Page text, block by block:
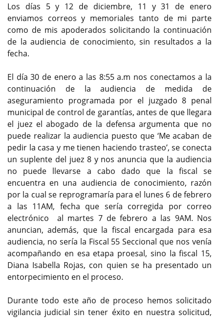
Los días 5 y 12 de diciembre, 11 y 31 de enero
enviamos correos y memoriales tanto de mi parte
como de mis apoderados solicitando la continuación
de la audiencia de conocimiento, sin resultados a la
fecha.
El día 30 de enero a las 8:55 a.m nos conectamos a la
continuación de la audiencia de medida de
aseguramiento programada por el juzgado 8 penal
municipal de control de garantías, antes de que llegara
el juez el abogado de la defensa argumenta que no
puede realizar la audiencia puesto que ‘Me acaban de
pedir la casa y me tienen haciendo trasteo’, se conecta
un suplente del juez 8 y nos anuncia que la audiencia
no puede llevarse a cabo dado que la fiscal se
encuentra en una audiencia de conocimiento, razón
por la cual se reprogramaría para el lunes 6 de febrero
a las 11AM, fecha que sería corregida por correo
electrónico al martes 7 de febrero a las 9AM. Nos
anuncian, además, que la fiscal encargada para esa
audiencia, no sería la Fiscal 55 Seccional que nos venía
acompañando en esa etapa proesal, sino la fiscal 15,
Diana Isabella Rojas, con quien se ha presentado un
entorpecimiento en el proceso.
Durante todo este año de proceso hemos solicitado
vigilancia judicial sin tener éxito en nuestra solicitud,